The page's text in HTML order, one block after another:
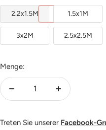
2.2x1.5M 1.5x1M
3x2M 2.5x2.5M
Menge:
Menge
Treten Sie unserer Facebook-